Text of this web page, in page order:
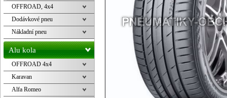
OFFROAD, 4x4
Dodávkové pneu
Nákladní pneu
Alu kola
OFFROAD 4x4
Karavan
Alfa Romeo